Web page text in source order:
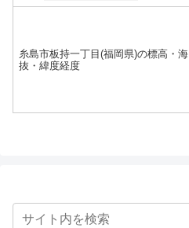
糸島市板持一丁目(福岡県)の標高・海
抜・緯度経度